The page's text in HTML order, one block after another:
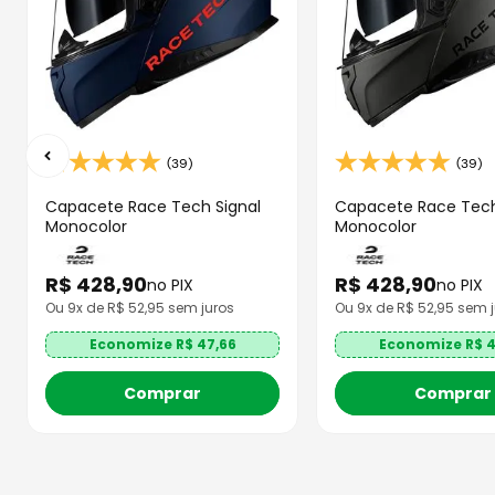
(39)
Capacete Race Tech Signal
Monocolor
R$ 428,90no PIX
Ou 9x de R$ 52,95 sem juros
Economize R$ 47,66
Comprar
(39)
Capacete Race
Monocolor
R$ 428,90no PIX
Ou 9x de R$52,95 sem
Economize R$
Comprar